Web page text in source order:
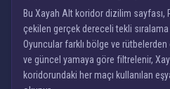
Bu Xayah Alt koridor dizilim sayfası,
çekilen gerçek dereceli tekli
Oyuncular farklı bölge ve
ve güncel yamaya göre filtrelenir,
koridorundaki her maçı kullanılan